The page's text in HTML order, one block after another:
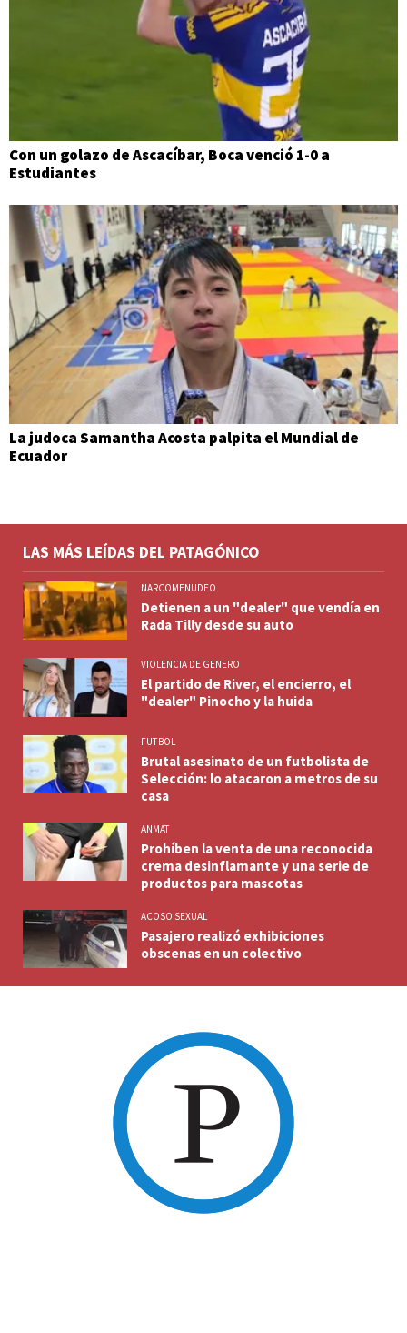
Con un golazo de Ascacíbar, Boca venció 1-0 a
Estudiantes
La judoca Samantha Acosta palpita el Mundial de
Ecuador
LAS MÁS LEÍDAS DEL PATAGÓNICO
NARCOMENUDEO
Detienen a un "dealer" que vendía en
Rada Tilly desde su auto
VIOLENCIA DE GENERO
El partido de River, el encierro, el
"dealer" Pinocho y la huida
FUTBOL
Brutal asesinato de un futbolista de
Selección: lo atacaron a metros de su
casa
ANMAT
Prohíben la venta de una reconocida
crema desinflamante y una serie de
productos para mascotas
ACOSO SEXUAL
Pasajero realizó exhibiciones
obscenas en un colectivo